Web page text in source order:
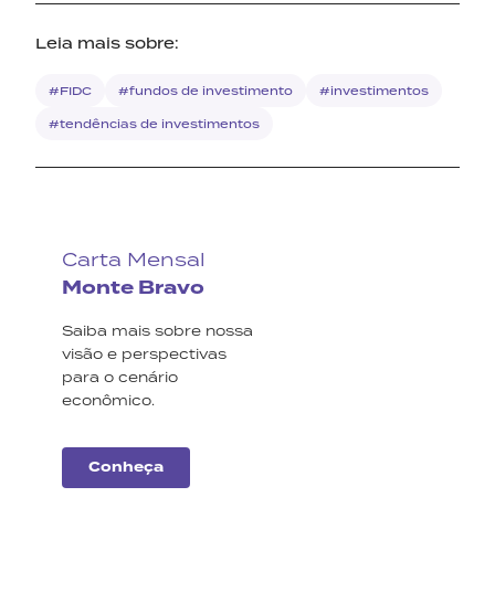
Leia mais sobre:
#FIDC #fundos de investimento #investimentos
#tendências de investimentos
Carta Mensal
Monte Bravo
Saiba mais sobre nossa
visão e perspectivas
para o cenário
econômico.
Conheça